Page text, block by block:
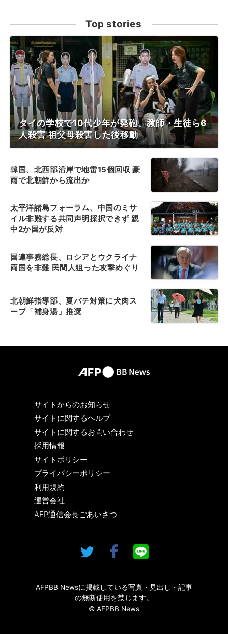
Top stories
タイの学校で10代少年が発砲、教師・生徒ら6
人殺害 祖父母殺害した後移動
韓国、北西部沿岸で地雷15個回収 豪
雨で北朝鮮から流出か
太平洋諸島フォーラム、中国のミサ
イル非難する共同声明採択できず 親
中2か国が反対
国連事務総長、ロシアとウクライナ
両国を非難 民間人狙った攻撃めぐり
北朝鮮指導部、夏バテ対策に犬肉ス
ープ「補身湯」推奨
サイトからのお知らせ
サイトに関するヘルプ
サイトに関するお問い合わせ
採用情報
サイトポリシー
プライバシーポリシー
利用規約
運営会社
AFP通信会長ごあいさつ
AFPBB Newsに掲載している写真・見出し・記事
の無断使用を禁じます。
© AFPBB News